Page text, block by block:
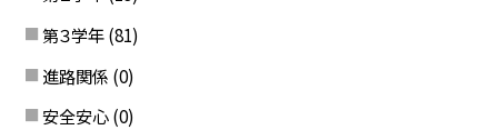
第３学年 (81)
進路関係 (0)
安全安心 (0)